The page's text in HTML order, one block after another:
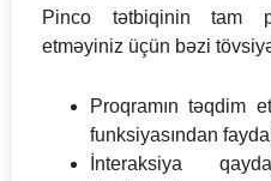
Pinco tətbiqinin tam
etməyiniz üçün bəzi
Proqramın təqdim
funksiyasından
İnteraksiya